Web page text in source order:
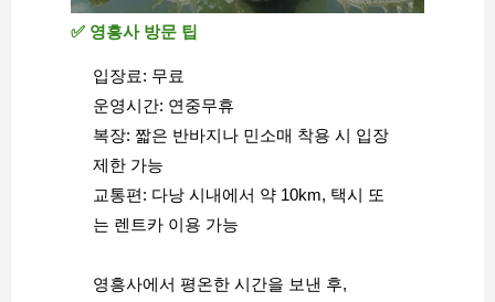
✅ 영흥사 방문 팁
입장료: 무료
운영시간: 연중무휴
복장: 짧은 반바지나 민소매 착용 시 입장
제한 가능
교통편: 다낭 시내에서 약 10km, 택시 또
는 렌트카 이용 가능
영흥사에서 평온한 시간을 보낸 후,